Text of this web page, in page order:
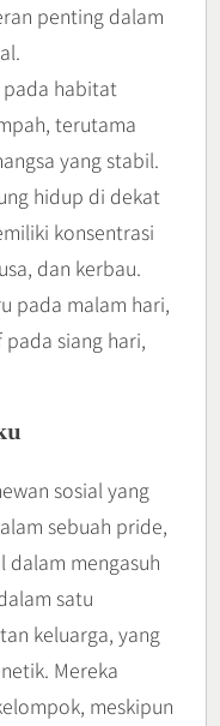
penting dalam
pada habitat
terutama
yang stabil.
hidup di dekat
konsentrasi
dan kerbau.
pada malam hari,
siang hari,
sosial yang
sebuah pride,
dalam mengasuh
satu
keluarga, yang
Mereka
meskipun